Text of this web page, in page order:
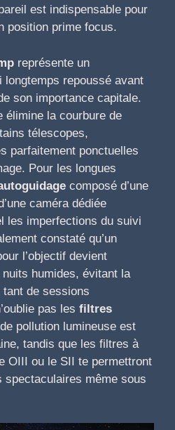
est indispensable pour
position prime focus.
représente un
longtemps repoussé avant
son importance capitale.
élimine la courbure de
télescopes,
parfaitement ponctuelles
Pour les longues
composé d’une
caméra dédiée
les imperfections du suivi
constaté qu’un
l’objectif devient
humides, évitant la
de sessions
pas les filtres
pollution lumineuse est
tandis que les filtres à
OIII ou le SII te permettront
spectaculaires même sous